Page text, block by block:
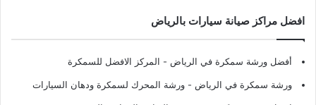
افضل مراكز صيانة سيارات بالرياض
أفضل ورشة سمكرة في الرياض - المركز الافضل للسمكرة
ورشة سمكرة في الرياض - ورشة المحرك لسمكرة ودهان السيارات